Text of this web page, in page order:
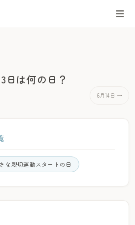
☰
日は何の日？
6月14日 →
な親切運動スタートの日